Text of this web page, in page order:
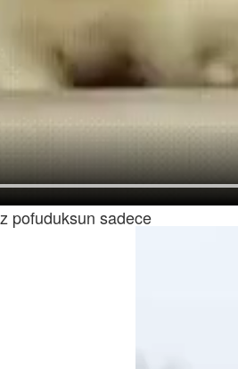
pofuduksun sadece